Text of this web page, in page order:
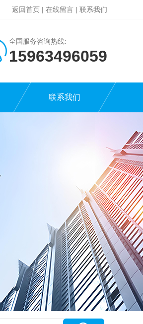
返回首页 | 在线留言 | 联系我们
全国服务咨询热线:
15963496059
联系我们